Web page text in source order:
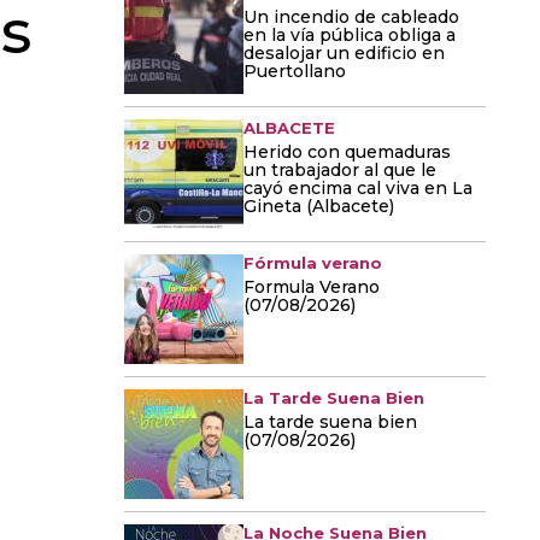
Un incendio de cableado
en la vía pública obliga a
desalojar un edificio en
Puertollano
ALBACETE
Herido con quemaduras
un trabajador al que le
cayó encima cal viva en La
Gineta (Albacete)
Fórmula verano
Formula Verano
(07/08/2026)
La Tarde Suena Bien
La tarde suena bien
(07/08/2026)
La Noche Suena Bien